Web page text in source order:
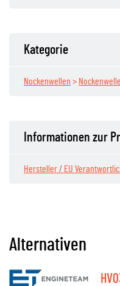
Kategorie
Nockenwellen >
Informationen zur
Hersteller / EU
Alternativen